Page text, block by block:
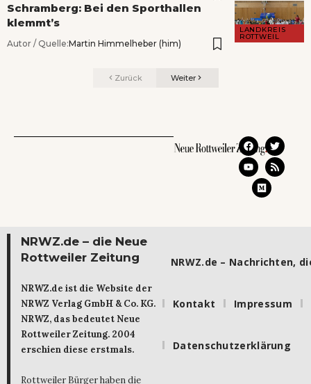
LANDKREIS
ROTTWEIL
Schramberg: Bei den Sporthallen
klemmt’s
Autor / Quelle:Martin Himmelheber (him)
Zurück Weiter
NRWZ.de – die Neue
Rottweiler Zeitung
NRWZ.de ist die Website der
NRWZ Verlag GmbH & Co. KG.
NRWZ, das bedeutet Neue
Rottweiler Zeitung. 2004
erschien diese erstmals.
Rottweiler Bürger haben die
NRWZ.de – Nachrichten,
Kontakt Impressum
Datenschutzerklärung